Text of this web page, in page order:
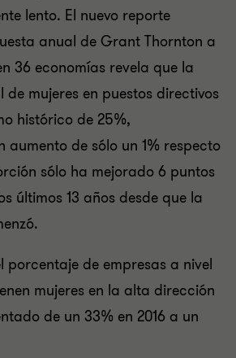
lento. El nuevo reporte
anual de Grant Thornton a
36 economías revela que la
mujeres en puestos directivos
histórico de 25%,
aumento de sólo un 1% respecto
sólo ha mejorado 6 puntos
últimos 13 años desde que la
porcentaje de empresas a nivel
mujeres en la alta dirección
de un 33% en 2016 a un